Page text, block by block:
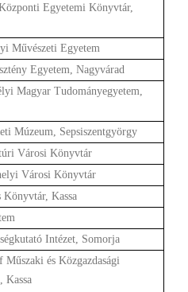
Egyetemi Könyvtár,
Művészeti Egyetem
Egyetem, Nagyvárad
Magyar Tudományegyetem,
Múzeum, Sepsiszentgyörgy
Városi Könyvtár
Városi Könyvtár
Könyvtár, Kassa
Intézet, Somorja
Műszaki és Közgazdasági
Kassa